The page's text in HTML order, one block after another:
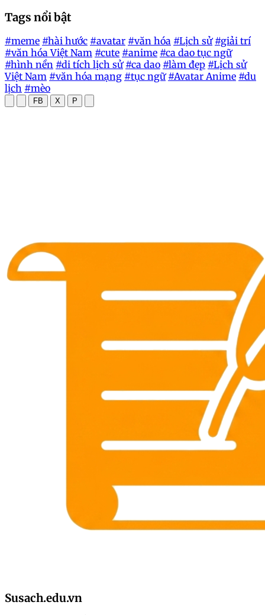
Tags nổi bật
#meme #hài hước #avatar #văn hóa #Lịch sử #giải trí
#văn hóa Việt Nam #cute #anime #ca dao tục ngữ
#hình nền #di tích lịch sử #ca dao #làm đẹp #Lịch sử
Việt Nam #văn hóa mạng #tục ngữ #Avatar Anime #du
lịch #mèo
FB X P
Susach.edu.vn